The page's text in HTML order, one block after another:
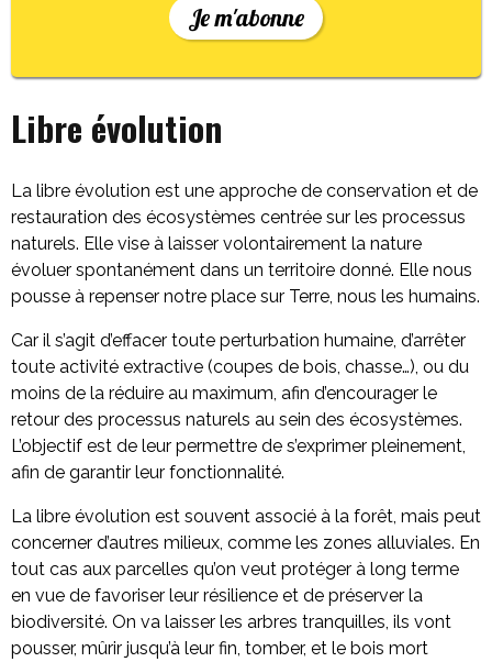
Je m'abonne
Libre évolution
La libre évolution est une approche de conservation et de
restauration des écosystèmes centrée sur les processus
naturels. Elle vise à laisser volontairement la nature
évoluer spontanément dans un territoire donné. Elle nous
pousse à repenser notre place sur Terre, nous les humains.
Car il s’agit d’effacer toute perturbation humaine, d’arrêter
toute activité extractive (coupes de bois, chasse…), ou du
moins de la réduire au maximum, afin d’encourager le
retour des processus naturels au sein des écosystèmes.
L’objectif est de leur permettre de s’exprimer pleinement,
afin de garantir leur fonctionnalité.
La libre évolution est souvent associé à la forêt, mais peut
concerner d’autres milieux, comme les zones alluviales. En
tout cas aux parcelles qu’on veut protéger à long terme
en vue de favoriser leur résilience et de préserver la
biodiversité. On va laisser les arbres tranquilles, ils vont
pousser, mûrir jusqu’à leur fin, tomber, et le bois mort